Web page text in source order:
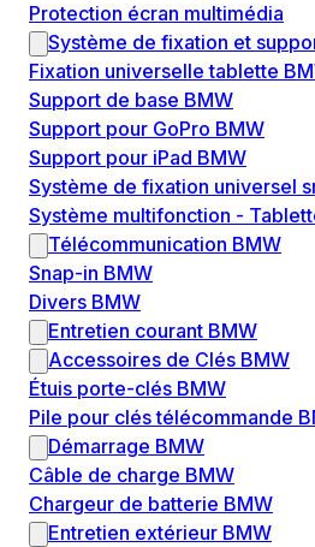
Protection écran multimédia
Système de fixation et
Fixation universelle tablette
Support de base BMW
Support pour GoPro BMW
Support pour iPad BMW
Système de fixation universel
Système multifonction -
Télécommunication BMW
Snap-in BMW
Divers BMW
Entretien courant BMW
Accessoires de Clés BMW
Étuis porte-clés BMW
Pile pour clés télécommande
Démarrage BMW
Câble de charge BMW
Chargeur de batterie BMW
Entretien extérieur BMW